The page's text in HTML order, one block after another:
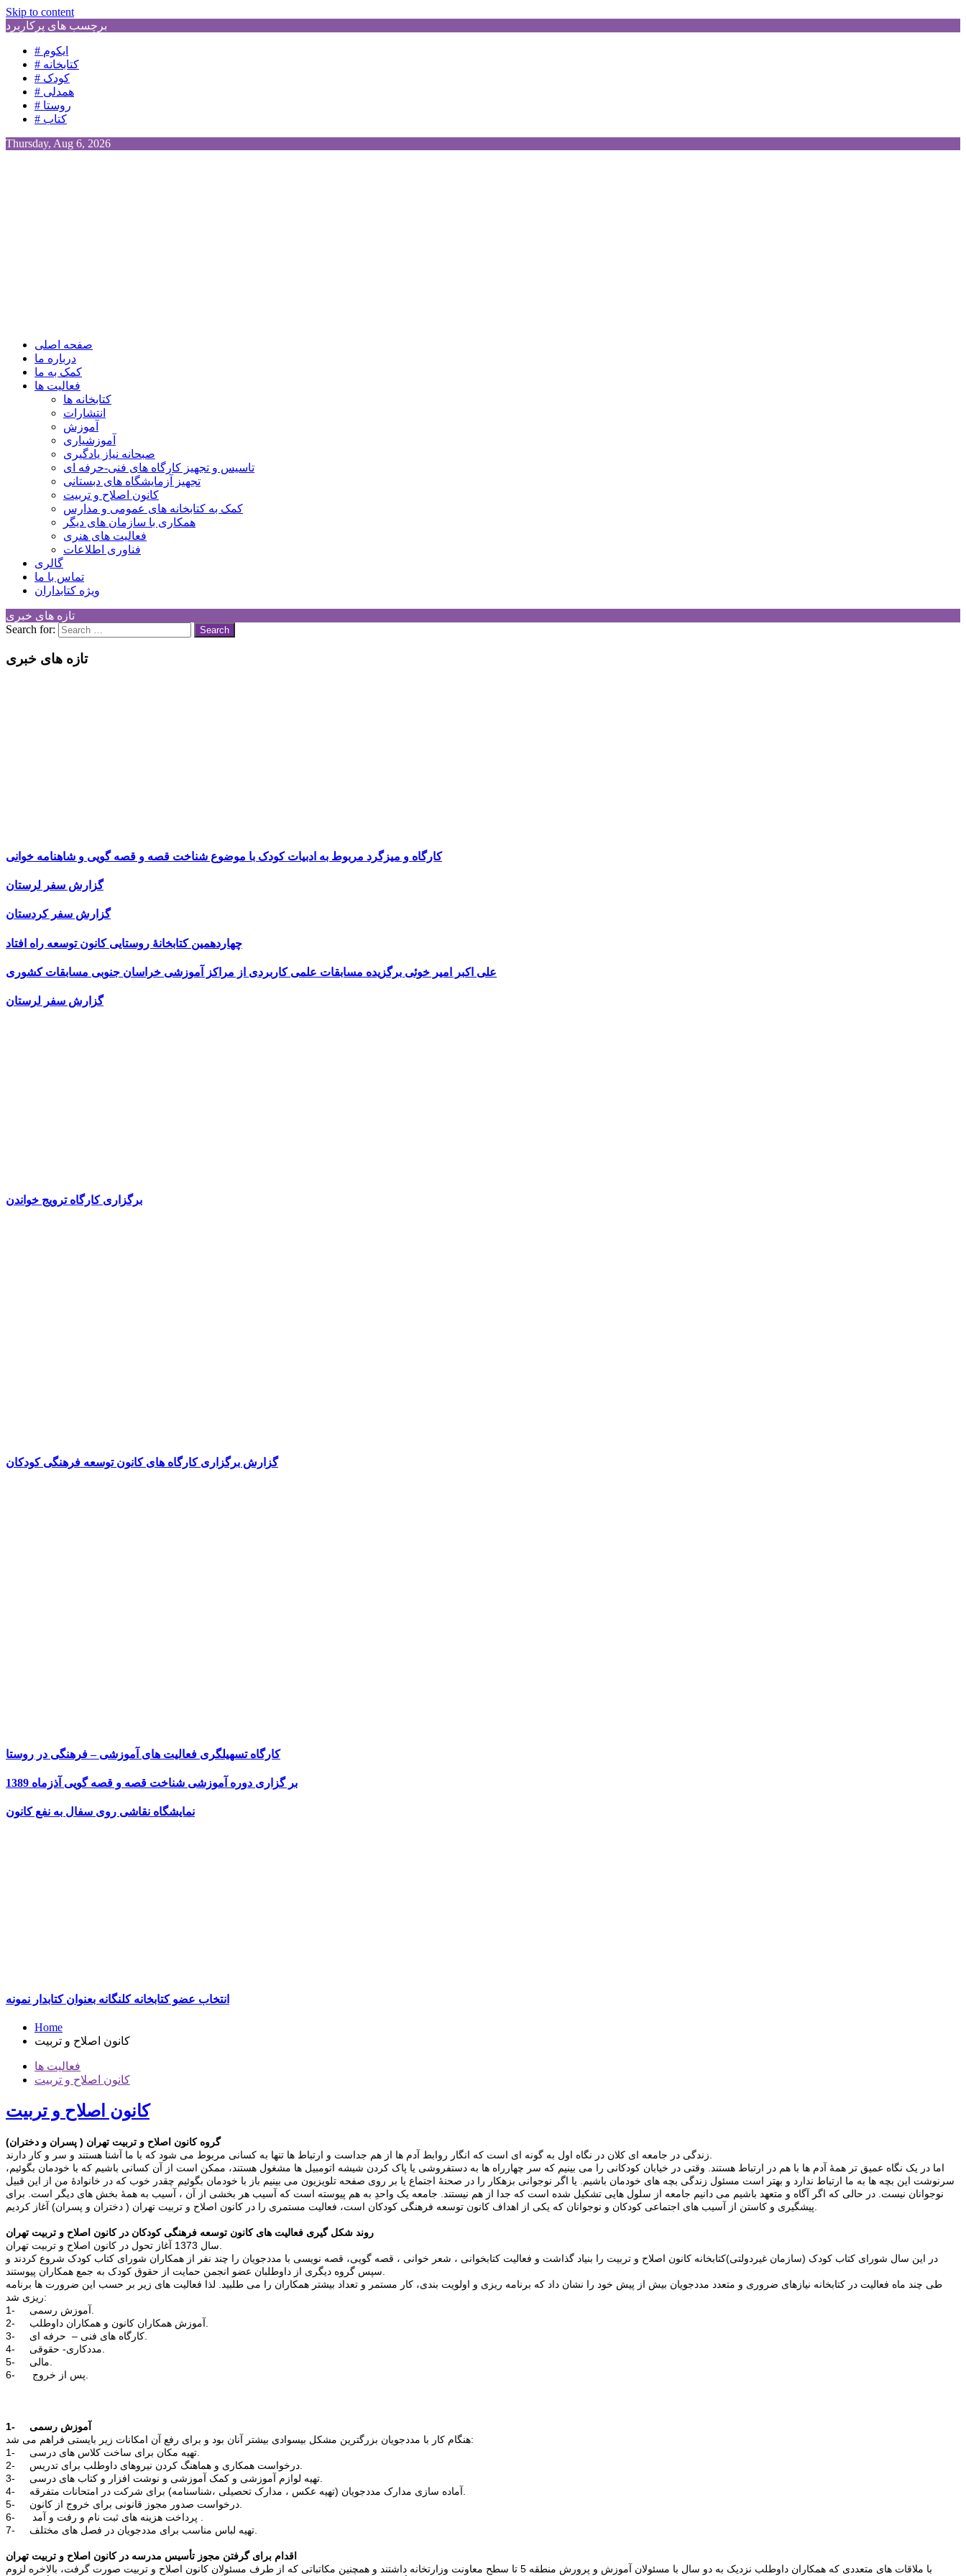
Skip to content
برچسب های پرکاربرد
# ایکوم
# کتابخانه
# کودک
# همدلی
# روستا
# کتاب
Thursday, Aug 6, 2026
Children Cultural Development Center
صفحه اصلی
درباره ما
کمک به ما
فعالیت ها
کتابخانه ها
انتشارات
آموزش
آموزشیاری
صبحانه نیاز یادگیری
تاسیس و تجهیز کارگاه های فنی-حرفه ای
تجهیز آزمایشگاه های دبستانی
کانون اصلاح و تربیت
کمک به کتابخانه های عمومی و مدارس
همکاری با سازمان های دیگر
فعالیت های هنری
فناوری اطلاعات
گالری
تماس با ما
ویژه کتابداران
تازه های خبری
Search for:
تازه های خبری
کارگاه و میزگرد مربوط به ادبیات کودک با موضوع شناخت قصه و قصه گویی و شاهنامه خوانی
گزارش سفر لرستان
گزارش سفر کردستان
چهاردهمین کتابخانۀ روستایی کانون توسعه راه افتاد
علی اکبر امیر خوئی برگزیده مسابقات علمی کاربردی از مراکز آموزشی خراسان جنوبی مسابقات کشوری
گزارش سفر لرستان
برگزاری کارگاه ترویج خواندن
گزارش برگزاری کارگاه های کانون توسعه فرهنگی کودکان
کارگاه تسهیلگری فعالیت های آموزشی – فرهنگی در روستا
بر گزاری دوره آموزشی شناخت قصه و قصه گویی آذزماه 1389
نمایشگاه نقاشی روی سفال به نفع کانون
انتخاب عضو کتابخانه کلنگانه بعنوان کتابدار نمونه
Home
کانون اصلاح و تربیت
فعالیت ها
کانون اصلاح و تربیت
کانون اصلاح و تربیت
گروه کانون اصلاح و تربیت تهران ( پسران و دختران)
اما در یک نگاه عمیق تر همۀ آدم ها با هم در ارتباط هستند. وقتی در خیابان کودکانی را می بینیم که سر چهارراه ها به دستفروشی یا پاک کردن شیشه اتومبیل ها مشغول هستند، ممکن است از آن کسانی باشیم که با خودمان بگوئیم،
سرنوشت این بچه ها به ما ارتباط ندارد و بهتر است مسئول زندگی بچه های خودمان باشیم. یا اگر نوجوانی بزهکار را در صحنۀ اجتماع یا بر روی صفحه تلویزیون می بینیم باز با خودمان بگوئیم چقدر خوب که در خانوادۀ من از این قبیل
نوجوانان نیست. در حالی که اگر آگاه و متعهد باشیم می دانیم جامعه از سلول هایی تشکیل شده است که جدا از هم نیستند. جامعه یک واحدِ به هم پیوسته است که آسیب هر بخشی از آن ، آسیب به همۀ بخش های دیگر است. برای
روند شکل گیری فعالیت های کانون توسعه فرهنگی کودکان در کانون اصلاح و تربیت تهران
در این سال شورای کتاب کودک (سازمان غیردولتی)کتابخانه کانون اصلاح و تربیت را بنیاد گذاشت و فعالیت کتابخوانی ، شعر خوانی ، قصه گویی، قصه نویسی با مددجویان را چند نفر از همکاران شورای کتاب کودک شروع کردند و
طی چند ماه فعالیت در کتابخانه نیازهای ضروری و متعدد مددجویان بیش از پیش خود را نشان داد که برنامه ریزی و اولویت بندی، کار مستمر و تعداد بیشتر همکاران را می طلبید. لذا فعالیت های زیر بر حسب این ضرورت ها برنامه
ریزی شد:
1- آموزش رسمی
هنگام کار با مددجویان بزرگترین مشکل بیسوادی بیشتر آنان بود و برای رفع آن امکانات زیر بایستی فراهم می شد:
اقدام برای گرفتن مجوز تأسیس مدرسه در کانون اصلاح و تربیت تهران
با ملاقات های متعددی که همکاران داوطلب نزدیک به دو سال با مسئولان آموزش و پرورش منطقه 5 تا سطح معاونت وزارتخانه داشتند و همچنین مکاتباتی که از طرف مسئولان کانون اصلاح و تربیت صورت گرفت، بالاخره لزوم